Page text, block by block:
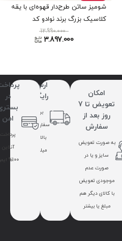
شومیز ساتن طرح‌دار قهوه‌ای با یقه
کلاسیک بزرگ برند نوادو کد
402012441309
12.990.000
3.897.000
امکان
تعویض تا 7
روز بعد از
سفارش
به صورت تعویض
سایز و یا در
صورت عدم
موجودی تعویض
با کالای دیگر هم
مبلغ یا بیشتر
ارسال
رایگان
برای
سفارشات
میلیون
در
امن
پرداخت
آنلاین
100% ایمن